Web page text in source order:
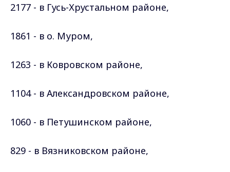
2177 - в Гусь-Хрустальном районе,
1861 - в о. Муром,
1263 - в Ковровском районе,
1104 - в Александровском районе,
1060 - в Петушинском районе,
829 - в Вязниковском районе,